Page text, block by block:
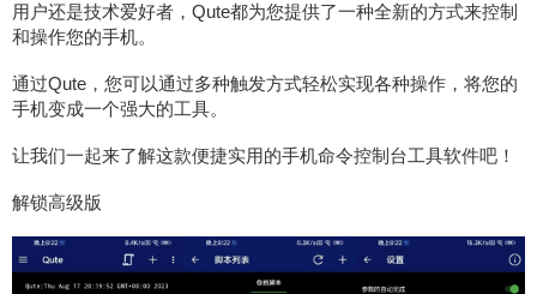
用户还是技术爱好者，Qute都为您提供了一种全新的方式来控制
和操作您的手机。
通过Qute，您可以通过多种触发方式轻松实现各种操作，将您的
手机变成一个强大的工具。
让我们一起来了解这款便捷实用的手机命令控制台工具软件吧！
解锁高级版